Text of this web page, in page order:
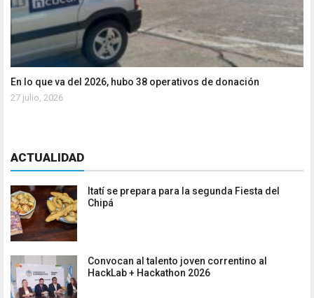
En lo que va del 2026, hubo 38 operativos de donación
27 julio, 2026
ACTUALIDAD
Itatí se prepara para la segunda Fiesta del
Chipá
Convocan al talento joven correntino al
HackLab + Hackathon 2026